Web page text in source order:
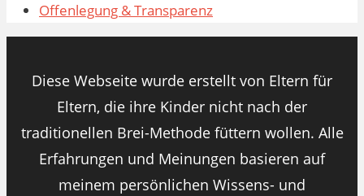
Offenlegung & Transparenz
Diese Webseite wurde erstellt von Eltern für
Eltern, die ihre Kinder nicht nach der
traditionellen Brei-Methode füttern wollen. Alle
Erfahrungen und Meinungen basieren auf
meinem persönlichen Wissens- und